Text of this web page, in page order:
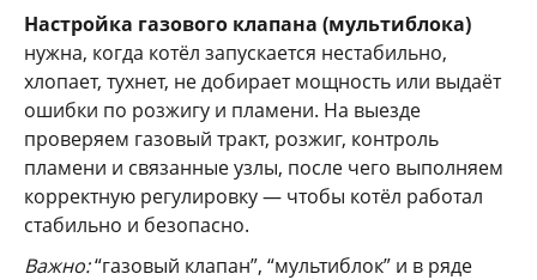
Настройка газового клапана (мультиблока)
нужна, когда котёл запускается нестабильно,
хлопает, тухнет, не добирает мощность или выдаёт
ошибки по розжигу и пламени. На выезде
проверяем газовый тракт, розжиг, контроль
пламени и связанные узлы, после чего выполняем
корректную регулировку — чтобы котёл работал
стабильно и безопасно.
Важно:“газовый клапан”, “мультиблок” и в ряде